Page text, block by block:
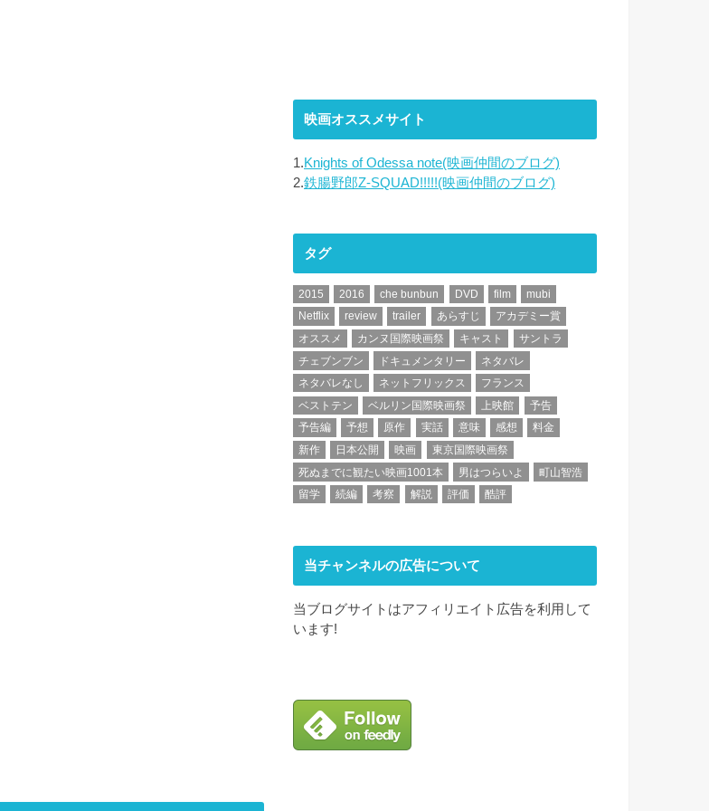
映画オススメサイト
1.Knights of Odessa note(映画仲間のブログ)
2.鉄腸野郎Z-SQUAD!!!!!(映画仲間のブログ)
タグ
2015 2016 che bunbun DVD film
mubi
Netflix
review trailer あらすじ
アカデミー賞
オススメ
カンヌ国際映画祭 キャスト
サントラ
チェブンブン
ドキュメンタリー
ネタバレ
ネタバレなし
ネットフリックス
フランス
ベストテン
ベルリン国際映画祭 上映館
予告
予告編
予想 原作 実話 意味 感想
料金
新作
日本公開 映画
東京国際映画祭
死ぬまでに観たい映画1001本
男はつらいよ
町山智浩
留学
続編 考察 解説 評価 酷評
当チャンネルの広告について
当ブログサイトはアフィリエイト広告を利用して
います!